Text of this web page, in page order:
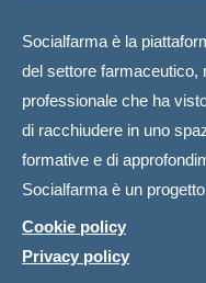
Socialfarma è la
del settore farmaceutico,
professionale che ha
di racchiudere in uno
formative e di
Socialfarma è un
Cookie policy
Privacy policy